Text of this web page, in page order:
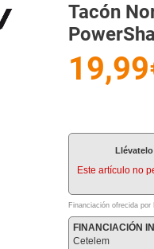
Tacón
Este artículo no
Financiación ofrecida
FINANCIACIÓN
Cetelem